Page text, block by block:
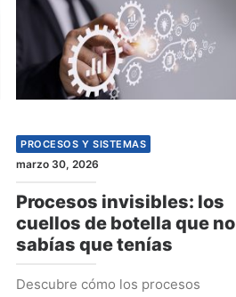
PROCESOS Y SISTEMAS
marzo 30, 2026
Procesos invisibles: los
cuellos de botella que no
sabías que tenías
Descubre cómo los procesos